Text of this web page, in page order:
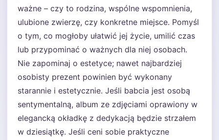
ważne – czy to rodzina, wspólne wspomnienia,
ulubione zwierzę, czy konkretne miejsce. Pomyśl
o tym, co mogłoby ułatwić jej życie, umilić czas
lub przypominać o ważnych dla niej osobach.
Nie zapominaj o estetyce; nawet najbardziej
osobisty prezent powinien być wykonany
starannie i estetycznie. Jeśli babcia jest osobą
sentymentalną, album ze zdjęciami oprawiony w
elegancką okładkę z dedykacją będzie strzałem
w dziesiątkę. Jeśli ceni sobie praktyczne